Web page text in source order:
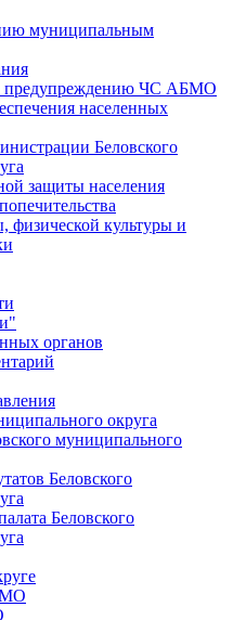
муниципальным
предупреждению ЧС АБМО
населенных
Беловского
защиты населения
физической культуры и
органов
округа
муниципального
Беловского
Беловского
МО